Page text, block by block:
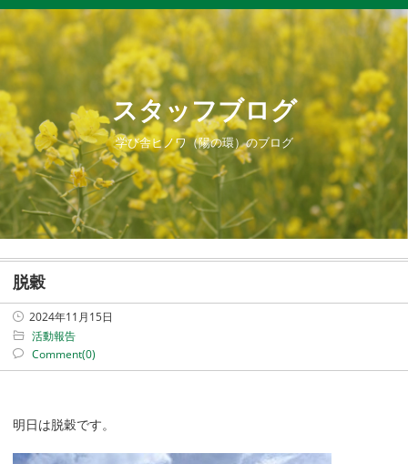
スタッフブログ
学び舎ヒノワ（陽の環）のブログ
脱穀
2024年11月15日
活動報告
Comment(0)
明日は脱穀です。